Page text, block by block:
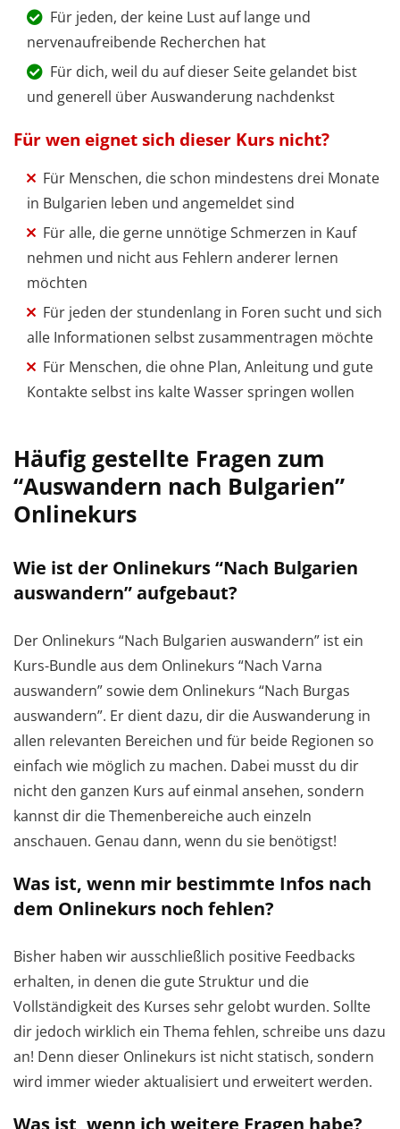
Für jeden, der keine Lust auf lange und
nervenaufreibende Recherchen hat
Für dich, weil du auf dieser Seite gelandet bist
und generell über Auswanderung nachdenkst
Für wen eignet sich dieser Kurs nicht?
Für Menschen, die schon mindestens drei Monate
in Bulgarien leben und angemeldet sind
Für alle, die gerne unnötige Schmerzen in Kauf
nehmen und nicht aus Fehlern anderer lernen
möchten
Für jeden der stundenlang in Foren sucht und sich
alle Informationen selbst zusammentragen möchte
Für Menschen, die ohne Plan, Anleitung und gute
Kontakte selbst ins kalte Wasser springen wollen
Häufig gestellte Fragen zum
“Auswandern nach Bulgarien”
Onlinekurs
Wie ist der Onlinekurs “Nach Bulgarien
auswandern” aufgebaut?
Der Onlinekurs “Nach Bulgarien auswandern” ist ein
Kurs-Bundle aus dem Onlinekurs “Nach Varna
auswandern” sowie dem Onlinekurs “Nach Burgas
auswandern”. Er dient dazu, dir die Auswanderung in
allen relevanten Bereichen und für beide Regionen so
einfach wie möglich zu machen. Dabei musst du dir
nicht den ganzen Kurs auf einmal ansehen, sondern
kannst dir die Themenbereiche auch einzeln
anschauen. Genau dann, wenn du sie benötigst!
Was ist, wenn mir bestimmte Infos nach
dem Onlinekurs noch fehlen?
Bisher haben wir ausschließlich positive Feedbacks
erhalten, in denen die gute Struktur und die
Vollständigkeit des Kurses sehr gelobt wurden. Sollte
dir jedoch wirklich ein Thema fehlen, schreibe uns dazu
an! Denn dieser Onlinekurs ist nicht statisch, sondern
wird immer wieder aktualisiert und erweitert werden.
Was ist, wenn ich weitere Fragen habe?